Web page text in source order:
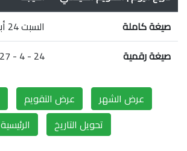
صيغة كاملة
السبت 24 أبريل 2027 م
صيغة رقمية
24 - 4 - 2027 م
عرض الشهر عرض التقويم
تحويل التاريخ
الرئيسية